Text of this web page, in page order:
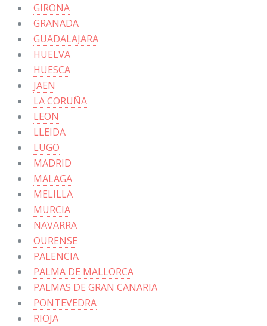
GIRONA
GRANADA
GUADALAJARA
HUELVA
HUESCA
JAEN
LA CORUÑA
LEON
LLEIDA
LUGO
MADRID
MALAGA
MELILLA
MURCIA
NAVARRA
OURENSE
PALENCIA
PALMA DE MALLORCA
PALMAS DE GRAN CANARIA
PONTEVEDRA
RIOJA